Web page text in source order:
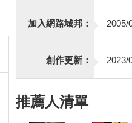
加入網路城邦： 2005/
創作更新： 2023/
推薦人清單